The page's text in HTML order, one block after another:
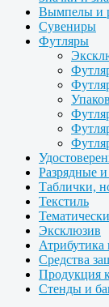
Вымпелы и
Сувениры
Футляры
Разрядные
Таблички,
Текстиль
Эксклюзив
Средства
Продукция
Стенды и